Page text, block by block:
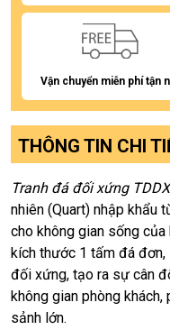
Vận chuyển miễn phí tận
THÔNG TIN CHI
Tranh đá đối xứng
nhiên (Quart) nhập khẩu
cho không gian sống
kích thước 1 tấm đá
đối xứng, tạo ra sự cân
không gian phòng
sảnh lớn.